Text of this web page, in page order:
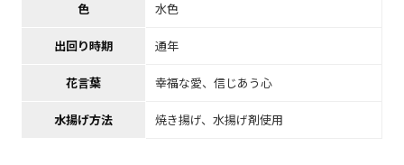
色 水色
出回り時期 通年
花言葉 幸福な愛、信じあう心
水揚げ方法 焼き揚げ、水揚げ剤使用